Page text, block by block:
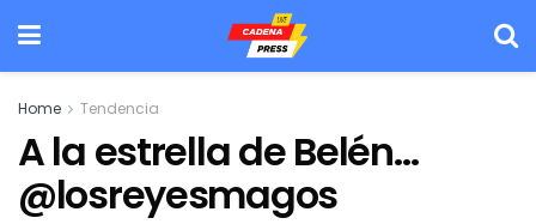
Home Tendencia
A la estrella de Belén…
@losreyesmagos